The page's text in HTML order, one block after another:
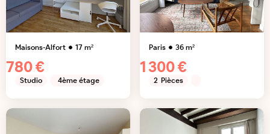
Maisons-Alfort 17m²
780 €
Studio 4ème étage
Paris 36m²
1 300 €
2 Pièces